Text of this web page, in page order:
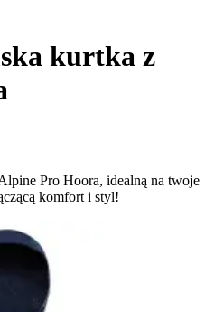
kurtka z
Pro Hoora, idealną na twoje
komfort i styl!